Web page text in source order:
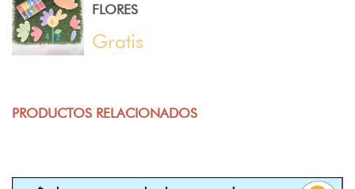
FLORES
Gratis
PRODUCTOS RELACIONADOS